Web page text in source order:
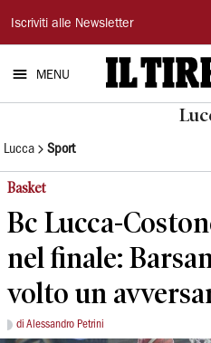
Il
Tirreno
Iscriviti alle Newsletter
MENU
Lucca Sport
Basket
Bc Lucca-
nel finale:
volto un
di Alessandro Petrini